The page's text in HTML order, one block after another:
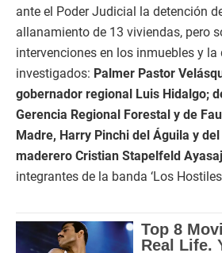
ante el Poder Judicial la detención
allanamiento de 13 viviendas, pero
intervenciones en los inmuebles y la
investigados: Palmer Pastor
gobernador regional Luis Hidalgo;
Gerencia Regional Forestal y de
Madre, Harry Pinchi del Águila y
maderero Cristian Stapelfeld
integrantes de la banda ‘Los Hostiles